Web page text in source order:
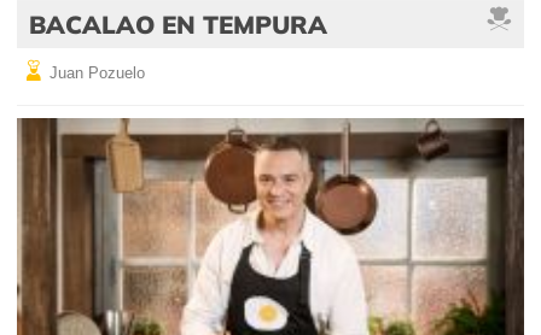
BACALAO EN TEMPURA
Juan Pozuelo